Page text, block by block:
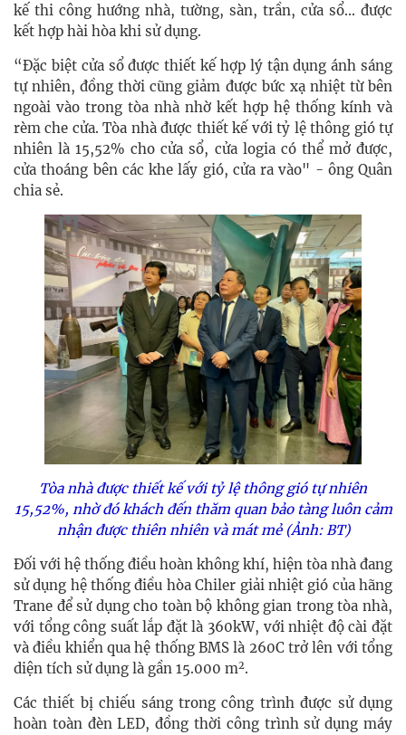
kế thi công hướng nhà, tường, sàn, trần, cửa sổ... được
kết hợp hài hòa khi sử dụng.
“Đặc biệt cửa sổ được thiết kế hợp lý tận dụng ánh sáng
tự nhiên, đồng thời cũng giảm được bức xạ nhiệt từ bên
ngoài vào trong tòa nhà nhờ kết hợp hệ thống kính và
rèm che cửa. Tòa nhà được thiết kế với tỷ lệ thông gió tự
nhiên là 15,52% cho cửa sổ, cửa logia có thể mở được,
cửa thoáng bên các khe lấy gió, cửa ra vào" - ông Quân
chia sẻ.
Tòa nhà được thiết kế với tỷ lệ thông gió tự nhiên
15,52%, nhờ đó khách đến thăm quan bảo tàng luôn cảm
nhận được thiên nhiên và mát mẻ (Ảnh: BT)
Đối với hệ thống điều hoàn không khí, hiện tòa nhà đang
sử dụng hệ thống điều hòa Chiler giải nhiệt gió của hãng
Trane để sử dụng cho toàn bộ không gian trong tòa nhà,
với tổng công suất lắp đặt là 360kW, với nhiệt độ cài đặt
và điều khiển qua hệ thống BMS là 260C trở lên với tổng
diện tích sử dụng là gần 15.000 m2.
Các thiết bị chiếu sáng trong công trình được sử dụng
hoàn toàn đèn LED, đồng thời công trình sử dụng máy